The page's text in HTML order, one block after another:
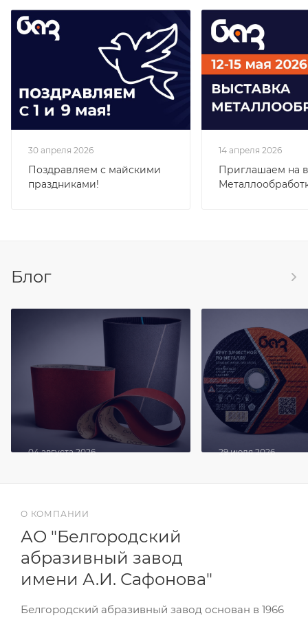
30 апреля 2026
Поздравляем с майскими
праздниками!
14 апреля 2026
Приглашаем на
Блог
04 августа 2026 29 июля 2026
О КОМПАНИИ
АО "Белгородский
абразивный завод
имени А.И. Сафонова"
Белгородский абразивный завод основан в 1966